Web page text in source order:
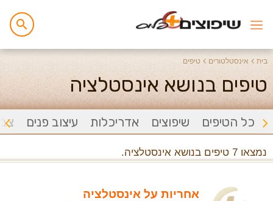
בית אינסטלטורים טיפים
טיפים בנושא אינסטלציה
כל הטיפים שיפוצים אדריכלות עיצוב פנים
נמצאו 7 טיפים בנושא אינסטלציה.
אחריות על אינסטלציה